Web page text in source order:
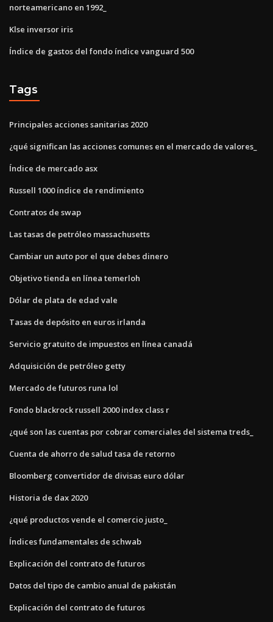
norteamericano en 1992_
Klse inversor iris
Índice de gastos del fondo índice vanguard 500
Tags
Principales acciones sanitarias 2020
¿qué significan las acciones comunes en el mercado de valores_
Índice de mercado asx
Russell 1000 índice de rendimiento
Contratos de swap
Las tasas de petróleo massachusetts
Cambiar un auto por el que debes dinero
Objetivo tienda en línea temerloh
Dólar de plata de edad vale
Tasas de depósito en euros irlanda
Servicio gratuito de impuestos en línea canadá
Adquisición de petróleo getty
Mercado de futuros runa lol
Fondo blackrock russell 2000 index class r
¿qué son las cuentas por cobrar comerciales del sistema treds_
Cuenta de ahorro de salud tasa de retorno
Bloomberg convertidor de divisas euro dólar
Historia de dax 2020
¿qué productos vende el comercio justo_
Índices fundamentales de schwab
Explicación del contrato de futuros
Datos del tipo de cambio anual de pakistán
Explicación del contrato de futuros